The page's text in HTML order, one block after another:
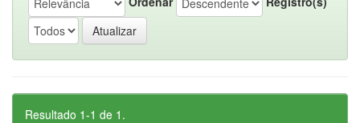
Resultado 1-1 de 1.